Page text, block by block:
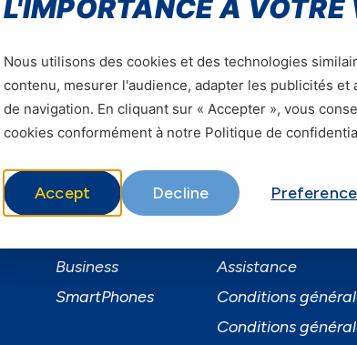
Services
Services Mobiles
Business
SmartPhones
Informations
A Propos de Yas
Assistance
Conditions
Conditions
L'IMPORTANCE À VOTRE
Nous utilisons des cookies et des technologies
contenu, mesurer l'audience, adapter les publicités
de navigation. En cliquant sur « Accepter », vous
cookies conformément à notre Politique de
Accept Decline